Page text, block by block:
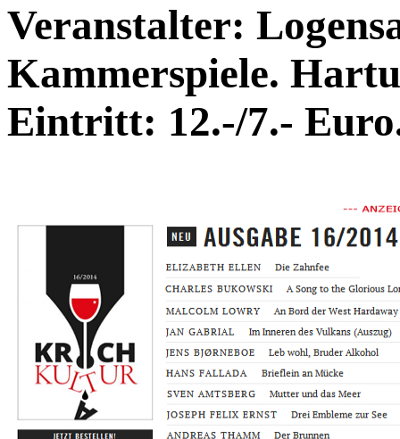
Veranstalter:
Kammerspiele.
Eintritt: 12.-/7.-